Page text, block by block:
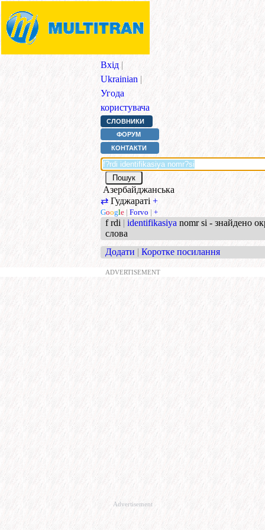
Вхід |
Ukrainian |
Угода
користувача
СЛОВНИКИ
ФОРУМ
КОНТАКТИ
Азербайджанська
⇄ Гуджараті +
Google | Forvo | +
f rdi | identifikasiya nomr si - знайдено
слова
Додати | Коротке посилання
ADVERTISEMENT
Advertisement